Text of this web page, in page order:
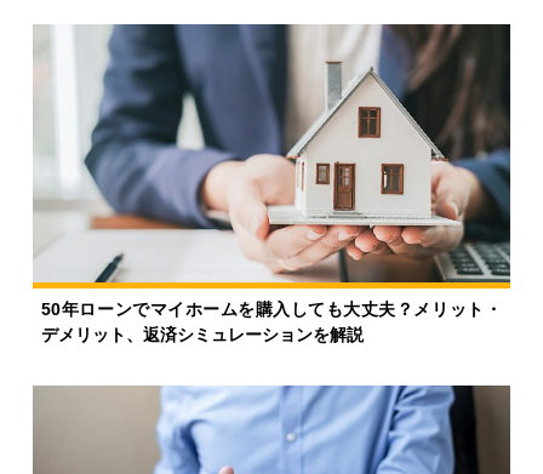
50年ローンでマイホームを購入しても大丈夫？メリット・
デメリット、返済シミュレーションを解説